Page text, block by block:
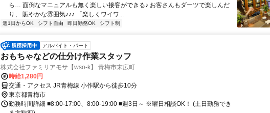
ら… 面倒なマニュアルも無く楽しい接客ができる♪ お客さんもダーツで楽しんだ
り、 賑やかな雰囲気♪♪♪ 「楽しくワイワ...
週1日からOK シフト自由 即日勤務OK シフト制
アルバイト・パート
おもちゃなどの仕分け作業スタッフ
株式会社ファミリアモサ【wso-k】 青梅市末広町
時給1,280円
交通・アクセス JR青梅線 小作駅から徒歩10分
東京都青梅市
勤務時間詳細 ■8:00-17:00、8:00-19:00 ■週3日～ ※曜日相談OK！ (土日勤務でき